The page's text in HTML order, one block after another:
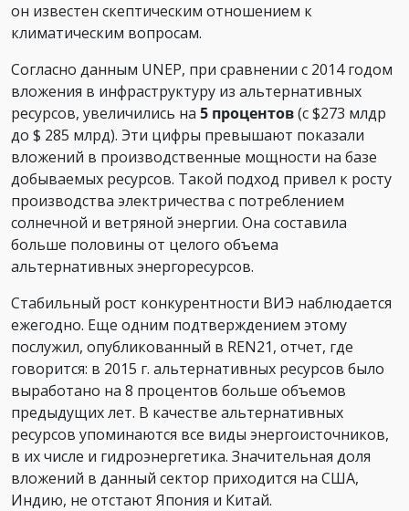
он известен скептическим отношением к
климатическим вопросам.
Согласно данным UNEP, при сравнении с 2014 годом
вложения в инфраструктуру из альтернативных
ресурсов, увеличились на 5 процентов(с $273 млдр
до $ 285 млрд). Эти цифры превышают показали
вложений в производственные мощности на базе
добываемых ресурсов. Такой подход привел к росту
производства электричества с потреблением
солнечной и ветряной энергии. Она составила
больше половины от целого объема
альтернативных энергоресурсов.
Стабильный рост конкурентности ВИЭ наблюдается
ежегодно. Еще одним подтверждением этому
послужил, опубликованный в REN21, отчет, где
говорится: в 2015 г. альтернативных ресурсов было
выработано на 8 процентов больше объемов
предыдущих лет. В качестве альтернативных
ресурсов упоминаются все виды энергоисточников,
в их числе и гидроэнергетика. Значительная доля
вложений в данный сектор приходится на США,
Индию, не отстают Япония и Китай.